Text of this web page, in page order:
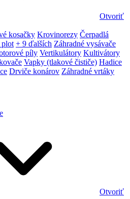
Otvoriť
kosačky Krovinorezy Čerpadlá
plot + 9 ďalších Záhradné vysávače
píly Vertikulátory Kultivátory
Vapky (tlakové čističe) Hadice
Drviče konárov Záhradné vrtáky
Otvoriť